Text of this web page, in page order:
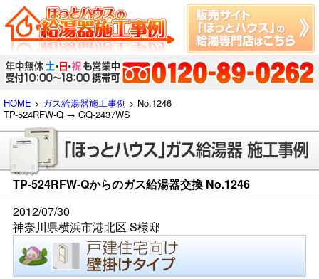
HOME > ガス給湯器施工事例 > No.1246
TP-524RFW-Q → GQ-2437WS
TP-524RFW-Qからのガス給湯器交換 No.1246
2012/07/30
神奈川県横浜市港北区 S様邸